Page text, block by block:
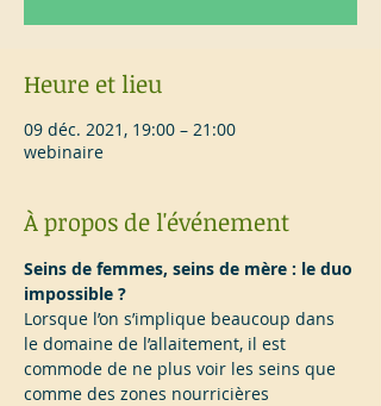
Heure et lieu
09 déc. 2021, 19:00 – 21:00
webinaire
À propos de l'événement
Seins de femmes, seins de mère : le duo
impossible ?
Lorsque l’on s’implique beaucoup dans
le domaine de l’allaitement, il est
commode de ne plus voir les seins que
comme des zones nourricières